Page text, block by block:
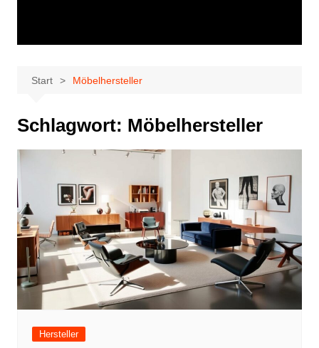
Start Möbelhersteller
Schlagwort: Möbelhersteller
Hersteller